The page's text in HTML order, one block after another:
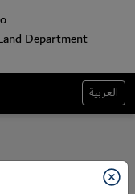
العربية